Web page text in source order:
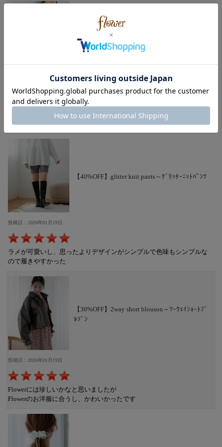
【50%OFF】shiny tweed jacket～ｼｬｲﾆｰﾂｲｰﾄﾞｼﾞ
ｬｹｯﾄ
ずっと憧れてたキラキラジャケット！
春まで着たくてアイボリーを購入しました
【40%OFF】glitter knit pants～ｸﾞﾘｯﾀｰﾆｯﾄﾊﾟﾝﾂ
投稿日：2026年01月19日
ラメが可愛いし、思ったよりデザインがシンプルで色味もシンプルな
ので履きやすかった
【30%OFF】2way short blouson～ﾂｰｳｪｲｼｮｰﾄﾌﾞ
ﾙｿﾞﾝ
投稿日：2026年01月19日
Flowerには珍しいかなと思いましたが
Flowerのお洋服に合うし、かわいかったです